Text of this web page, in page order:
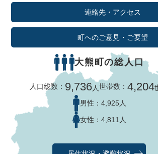
連絡先・アクセス
町へのご意見・ご要望
大熊町の総人口
人口総数： 9,736人世帯数：4,204
男性： 4,925人
女性： 4,811人